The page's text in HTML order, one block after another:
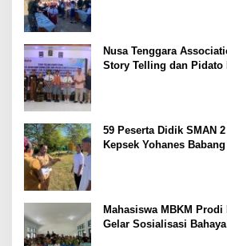
Nusa Tenggara
Story Telling dan Pidato
59 Peserta Didik SMAN
Kepsek Yohanes
Mahasiswa MBKM
Gelar Sosialisasi